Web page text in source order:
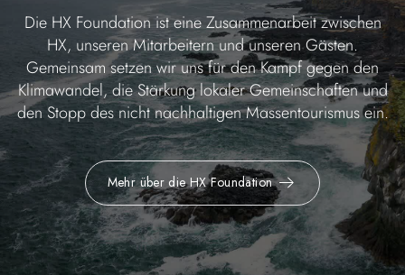
Die HX Foundation ist eine Zusammenarbeit zwischen
HX, unseren Mitarbeitern und unseren Gästen.
Gemeinsam setzen wir uns für den Kampf gegen den
Klimawandel, die Stärkung lokaler Gemeinschaften und
den Stopp des nicht nachhaltigen Massentourismus ein.
Mehr über die HX Foundation